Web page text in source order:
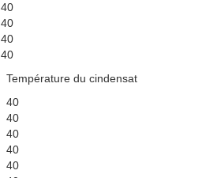
40
40
40
40
Température du cindensat
40
40
40
40
40